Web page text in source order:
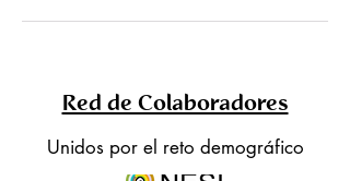
Red de Colaboradores
Unidos por el reto demográfico